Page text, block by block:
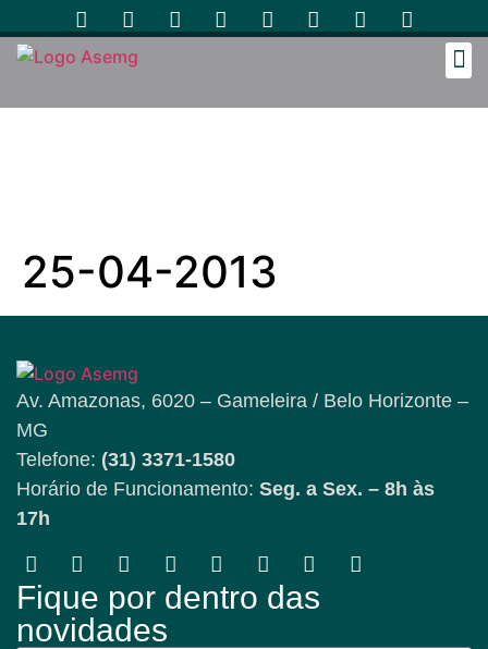
25-04-2013
Av. Amazonas, 6020 – Gameleira / Belo Horizonte –
MG
Telefone: (31) 3371-1580
Horário de Funcionamento: Seg. a Sex. – 8h às
17h
Fique por dentro das
novidades